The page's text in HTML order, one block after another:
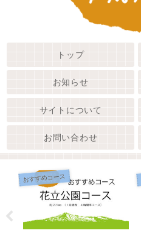
トップ
お知らせ
サイトについて
お問い合わせ
おすすめコース